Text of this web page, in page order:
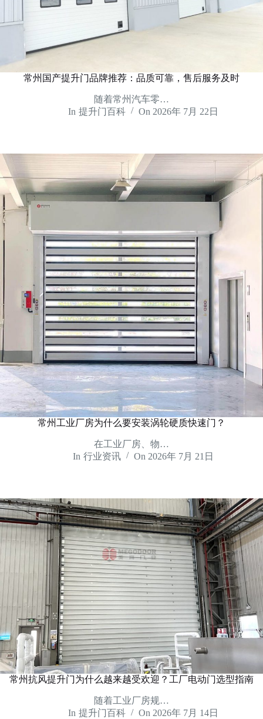
常州国产提升门品牌推荐：品质可靠，售后服务及时
随着常州汽车零…
In 提升门百科 On 2026年 7月 22日
常州工业厂房为什么要安装涡轮硬质快速门？
在工业厂房、物…
In 行业资讯 On 2026年 7月 21日
常州抗风提升门为什么越来越受欢迎？工厂电动门选型指南
随着工业厂房规…
In 提升门百科 On 2026年 7月 14日